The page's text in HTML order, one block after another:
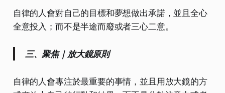
自律的人會對自己的目標和夢想做出承諾，並且全心
全意投入；而不是半途而廢或者三心二意。
三、聚焦｜放大鏡原則
自律的人會專注於最重要的事情，並且用放大鏡的方